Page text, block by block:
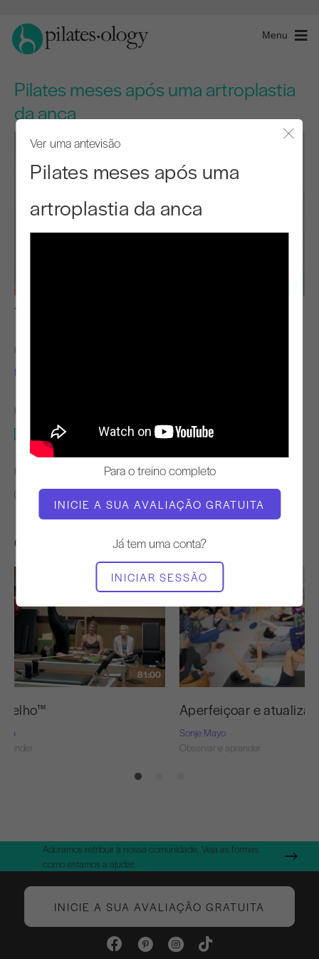
Menu
Pilates meses após uma artroplastia
da anca
Ver uma antevisão
Pilates meses após uma
artroplastia da anca
Para o treino completo
INICIE A SUA AVALIAÇÃO GRATUITA
Já tem uma conta?
INICIAR SESSÃO
PROFESSOR
Niedra Gabriel
EQUIPAMENTO NECESSÁRIO
Estúdio completo
ENCONTRAR AULAS SEMELHANTES PARA
30 - 40 min
Outros exercícios de que poderá gostar
81:00
Aperfeiçoar e atualizar
Sonje Mayo
Observar e aprender
Adoramos retribuir à nossa comunidade. Veja as formas
como estamos a ajudar.
INICIE A SUA AVALIAÇÃO GRATUITA